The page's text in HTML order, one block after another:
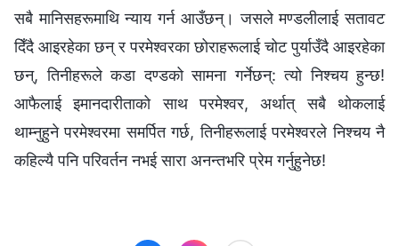
सबै मानिसहरूमाथि न्याय गर्न आउँछन्। जसले मण्डलीलाई सतावट
दिँदै आइरहेका छन् र परमेश्‍वरका छोराहरूलाई चोट पुर्याउँदै आइरहेका
छन्, तिनीहरूले कडा दण्डको सामना गर्नेछन्: त्यो निश्चय हुन्छ!
आफैलाई इमानदारीताको साथ परमेश्‍वर, अर्थात् सबै थोकलाई
थाम्‍नुहुने परमेश्‍वरमा समर्पित गर्छ, तिनीहरूलाई परमेश्‍वरले निश्चय नै
कहिल्यै पनि परिवर्तन नभई सारा अनन्तभरि प्रेम गर्नुहुनेछ!